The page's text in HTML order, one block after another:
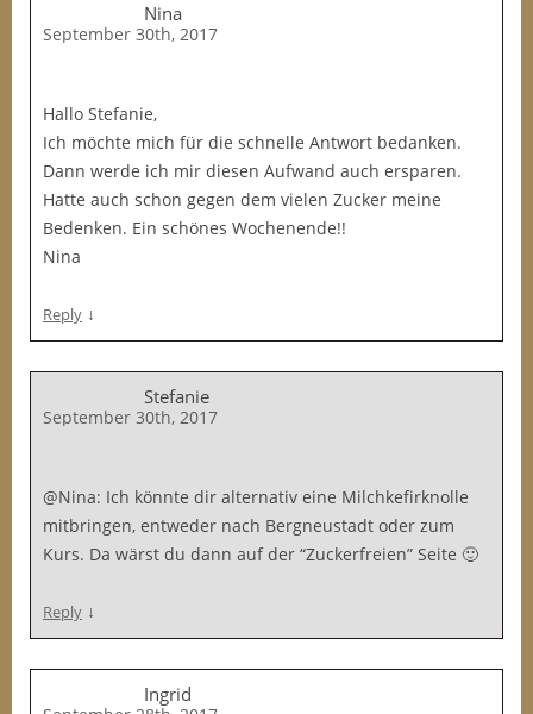
Nina
September 30th, 2017
Hallo Stefanie,
Ich möchte mich für die schnelle Antwort bedanken.
Dann werde ich mir diesen Aufwand auch ersparen.
Hatte auch schon gegen dem vielen Zucker meine
Bedenken. Ein schönes Wochenende!!
Nina
Reply ↓
Stefanie
September 30th, 2017
@Nina: Ich könnte dir alternativ eine Milchkefirknolle
mitbringen, entweder nach Bergneustadt oder zum
Kurs. Da wärst du dann auf der “Zuckerfreien” Seite 🙂
Reply ↓
Ingrid